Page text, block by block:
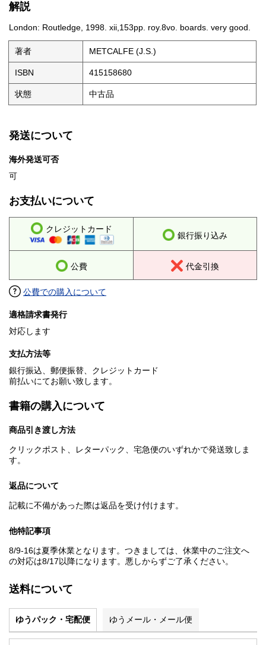
解説
London: Routledge, 1998. xii,153pp. roy.8vo. boards. very good.
著者 METCALFE (J.S.)
ISBN 415158680
状態 中古品
発送について
海外発送可否
可
お支払いについて
クレジットカード
銀行振り込み
公費 代金引換
公費での購入について
適格請求書発行
対応します
支払方法等
銀行振込、郵便振替、クレジットカード
前払いにてお願い致します。
書籍の購入について
商品引き渡し方法
クリックポスト、レターパック、宅急便のいずれかで発送致しま
す。
返品について
記載に不備があった際は返品を受け付けます。
他特記事項
8/9-16は夏季休業となります。つきましては、休業中のご注文へ
の対応は8/17以降になります。悪しからずご了承ください。
送料について
ゆうパック・宅配便 ゆうメール・メール便